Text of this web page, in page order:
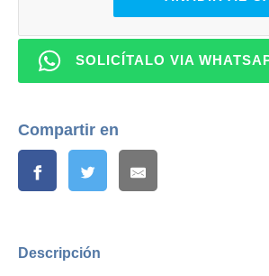
SOLICÍTALO VIA
Compartir en
Descripción